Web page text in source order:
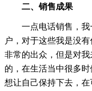
二、销售成果
一点电话销售，我
户，对于这些我是没
非常的出众，但是对
的，在生活当中很多
想让自己保持下去，